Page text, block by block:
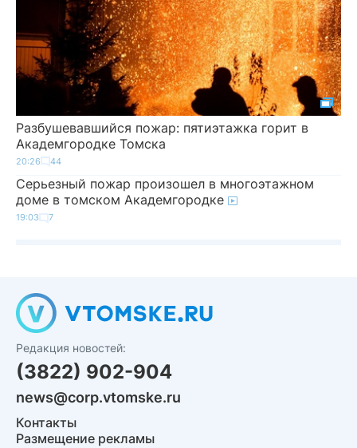
Разбушевавшийся пожар: пятиэтажка горит в
Академгородке Томска
20:26 44
Серьезный пожар произошел в многоэтажном
доме в томском Академгородке
19:03 7
Редакция новостей:
(3822) 902-904
news@corp.vtomske.ru
Контакты
Размещение рекламы